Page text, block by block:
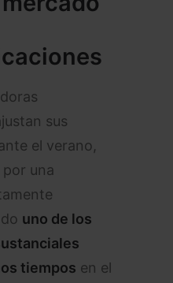
sus
el verano,
una
uno de los
tiempos en el